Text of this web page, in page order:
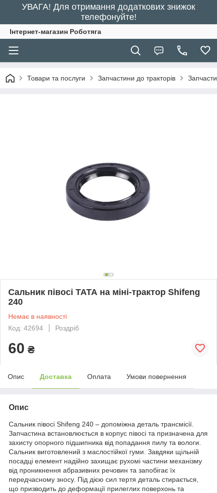
УВАГА! Для отримання додаткових знижок
телефонуйте!
Інтернет-магазин Роботяга
Товари та послуги Запчастини до тракторів
Сальник півосі ТАТА на міні-трактор Shifeng
240
Немає в наявності
Код: 42694
Роздріб
60 ₴
Опис Доставка Оплата Умови повернення
Опис
Сальник півосі Shifeng 240 – допоміжна деталь трансмісії.
Запчастина встановлюється в корпус півосі та призначена для
захисту опорного підшипника від попадання пилу та вологи.
Сальник виготовлений з маслостійкої гуми. Завдяки щільній
посадці елемент надійно захищає рухомі частини механізму
від проникнення абразивних речовин та запобігає їх
передчасному зносу. Під дією сил тертя деталь стирається,
що призводить до деформації прилеглих поверхонь та